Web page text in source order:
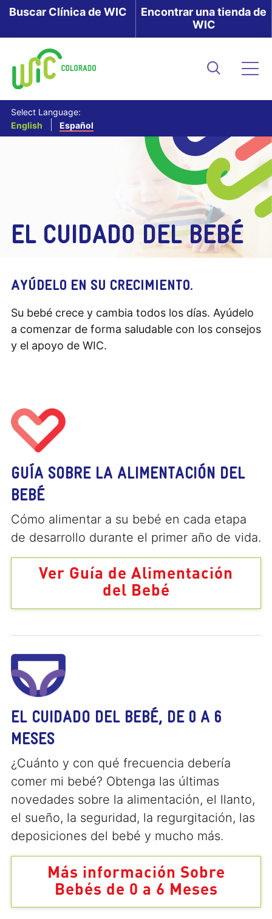
Skip
Buscar Clínica de WIC
Encontrar una tienda de
WIC
Select Language:
English
Español
EL CUIDADO DEL BEBÉ
AYÚDELO EN SU CRECIMIENTO.
Su bebé crece y cambia todos los días. Ayúdelo
a comenzar de forma saludable con los consejos
y el apoyo de WIC.
GUÍA SOBRE LA ALIMENTACIÓN DEL
BEBÉ
Cómo alimentar a su bebé en cada etapa
de desarrollo durante el primer año de vida.
Ver Guía de Alimentación
del Bebé
EL CUIDADO DEL BEBÉ, DE 0 A 6
MESES
¿Cuánto y con qué frecuencia debería
comer mi bebé? Obtenga las últimas
novedades sobre la alimentación, el llanto,
el sueño, la seguridad, la regurgitación, las
deposiciones del bebé y mucho más.
Más información Sobre
Bebés de 0 a 6 Meses